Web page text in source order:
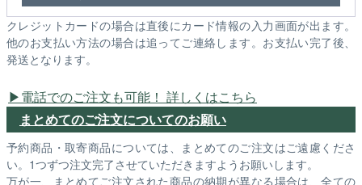
クレジットカードの場合は直後にカード情報の入力画面が出ます。
他のお支払い方法の場合は追ってご連絡します。お支払い完了後、
発送となります。
電話でのご注文も可能！ 詳しくはこちら
まとめてのご注文についてのお願い
予約商品・取寄商品については、まとめてのご注文はご遠慮くださ
い。1つずつ注文完了させていただきますようお願いします。
万が一、まとめてご注文された商品の納期が異なる場合は、全ての